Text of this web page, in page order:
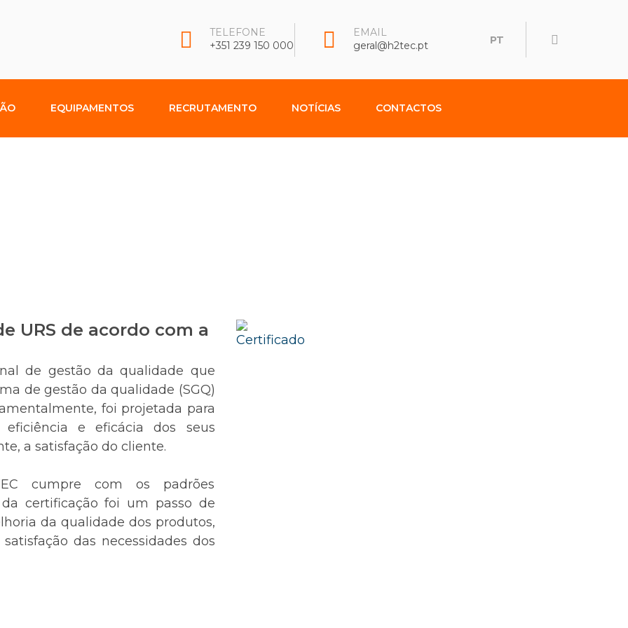
TELEFONE
+351 239 150 000
EMAIL
geral@h2tec.pt
PT
EQUIPAMENTOS RECRUTAMENTO NOTÍCIAS CONTACTOS
URS de acordo com a
de gestão da qualidade que
de gestão da qualidade (SGQ)
foi projetada para
e eficácia dos seus
a satisfação do cliente.
cumpre com os padrões
certificação foi um passo de
da qualidade dos produtos,
das necessidades dos